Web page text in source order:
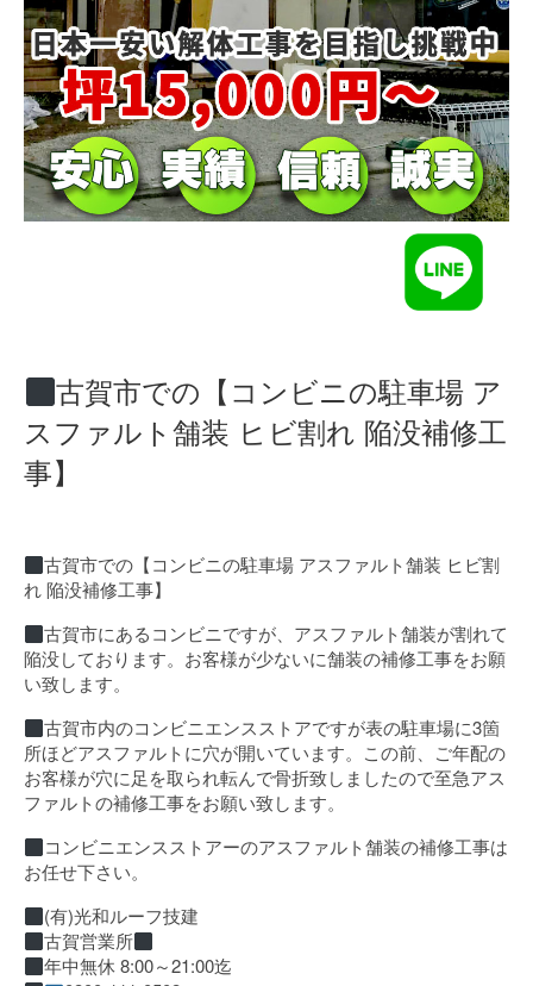
古賀市での【コンビニの駐車場 ア
スファルト舗装 ヒビ割れ 陥没補修工
事】
古賀市での【コンビニの駐車場 アスファルト舗装 ヒビ割
れ 陥没補修工事】
古賀市にあるコンビニですが、アスファルト舗装が割れて
陥没しております。お客様が少ないに舗装の補修工事をお願
い致します。
古賀市内のコンビニエンスストアですが表の駐車場に3箇
所ほどアスファルトに穴が開いています。この前、ご年配の
お客様が穴に足を取られ転んで骨折致しましたので至急アス
ファルトの補修工事をお願い致します。
コンビニエンスストアーのアスファルト舗装の補修工事は
お任せ下さい。
(有)光和ルーフ技建
古賀営業所
年中無休 8:00～21:00迄